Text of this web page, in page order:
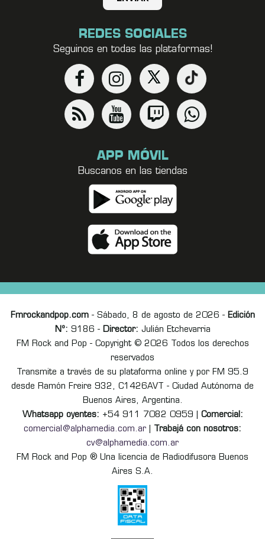
REDES SOCIALES
Seguinos en todas las plataformas!
APP MÓVIL
Buscanos en las tiendas
Fmrockandpop.com- Sábado, 8 de agosto de 2026 - Edición
Nº: 9186 - Director: Julián Etchevarria
FM Rock and Pop - Copyright © 2026 Todos los derechos
reservados
Transmite a través de su plataforma online y por FM 95.9
desde Ramón Freire 932, C1426AVT - Ciudad Autónoma de
Buenos Aires, Argentina.
Whatsapp oyentes: +54 911 7082 0959 | Comercial:
comercial@alphamedia.com.ar
Trabajá con nosotros:
cv@alphamedia.com.ar
FM Rock and Pop ® Una licencia de Radiodifusora Buenos
Aires S.A.